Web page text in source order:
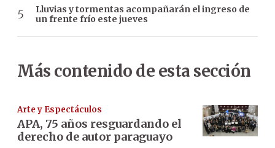
Lluvias y tormentas acompañarán el ingreso de
un frente frío este jueves
Más contenido de esta sección
Arte y Espectáculos
APA, 75 años resguardando el
derecho de autor paraguayo